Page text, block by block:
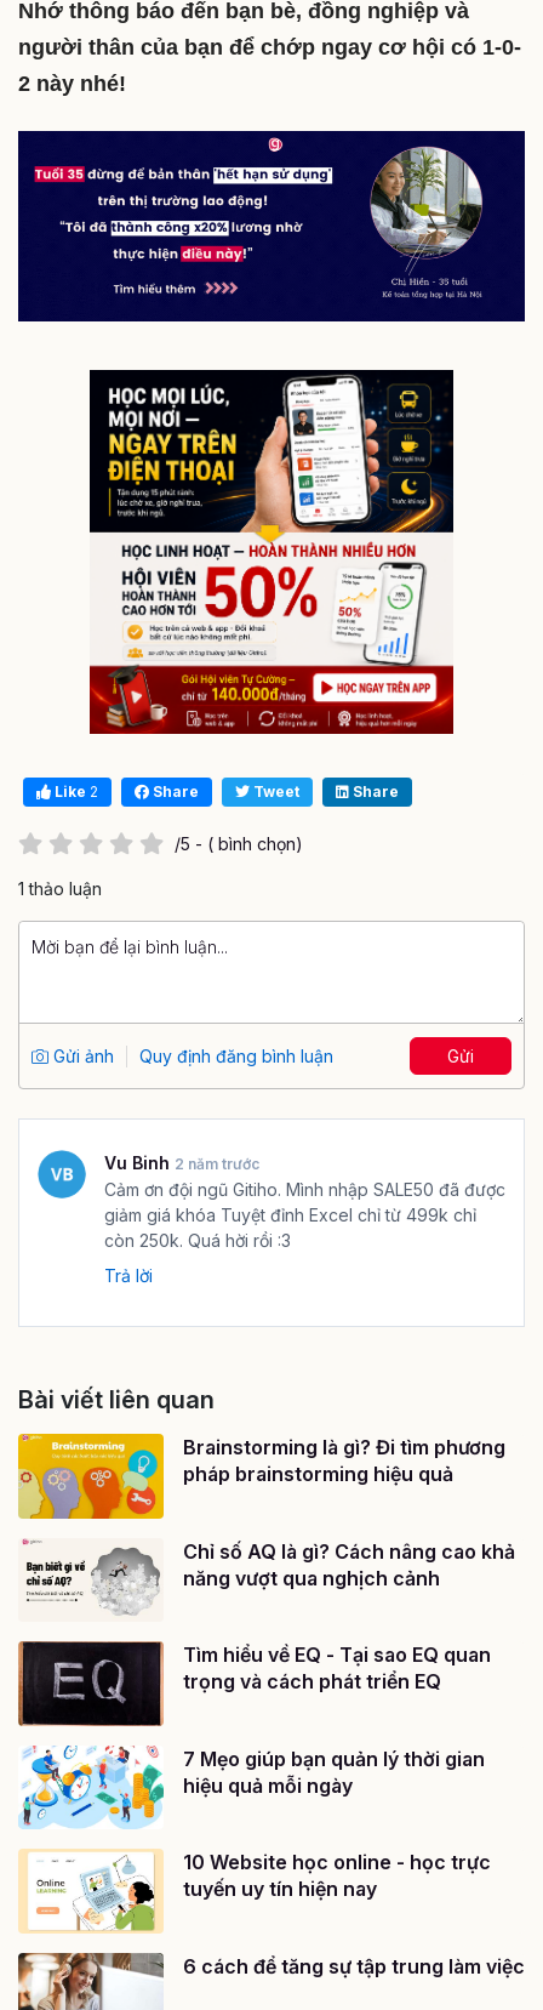
Nhớ thông báo đến bạn bè, đồng nghiệp và
người thân của bạn để chớp ngay cơ hội có 1-0-
2 này nhé!
Like 2 Share Tweet Share
/5 - ( bình chọn)
1 thảo luận
Gửi ảnh Quy định đăng bình luận Gửi
Vu Binh 2 năm trước
Cảm ơn đội ngũ Gitiho. Mình nhập SALE50 đã được
giảm giá khóa Tuyệt đỉnh Excel chỉ từ 499k chỉ
còn 250k. Quá hời rồi :3
Trả lời
Bài viết liên quan
Brainstorming là gì? Đi tìm phương
pháp brainstorming hiệu quả
Chỉ số AQ là gì? Cách nâng cao khả
năng vượt qua nghịch cảnh
Tìm hiểu về EQ - Tại sao EQ quan
trọng và cách phát triển EQ
7 Mẹo giúp bạn quản lý thời gian
hiệu quả mỗi ngày
10 Website học online - học trực
tuyến uy tín hiện nay
6 cách để tăng sự tập trung làm việc